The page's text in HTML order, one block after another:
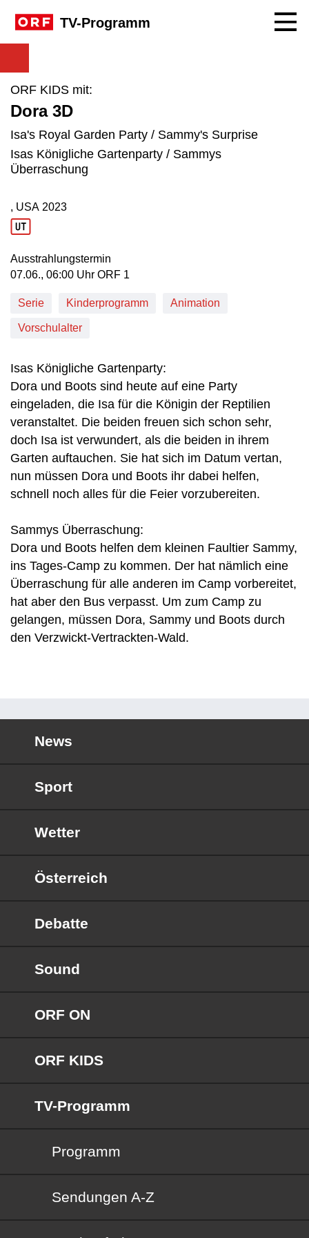
TV-Programm
ORF KIDS mit:
Dora 3D
Isa's Royal Garden Party / Sammy's Surprise
Isas Königliche Gartenparty / Sammys
Überraschung
Produktionsland: USA
, USA
Produktionsjahr: 2023
2023
Ausstrahlungstermin
07. Juni, 06:00 Uhr in ORF 1
07.06., 06:00 Uhr ORF 1
Serie Kinderprogramm Animation
Vorschulalter
Isas Königliche Gartenparty:
Dora und Boots sind heute auf eine Party
eingeladen, die Isa für die Königin der Reptilien
veranstaltet. Die beiden freuen sich schon sehr,
doch Isa ist verwundert, als die beiden in ihrem
Garten auftauchen. Sie hat sich im Datum vertan,
nun müssen Dora und Boots ihr dabei helfen,
schnell noch alles für die Feier vorzubereiten.
Sammys Überraschung:
Dora und Boots helfen dem kleinen Faultier Sammy,
ins Tages-Camp zu kommen. Der hat nämlich eine
Überraschung für alle anderen im Camp vorbereitet,
hat aber den Bus verpasst. Um zum Camp zu
gelangen, müssen Dora, Sammy und Boots durch
den Verzwickt-Vertrackten-Wald.
News
Sport
Wetter
Österreich
Debatte
Sound
ORF ON
ORF KIDS
TV-Programm
Programm
Sendungen von A bis Z
Sendungen A-Z